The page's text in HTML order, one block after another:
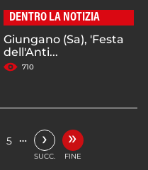
DENTRO LA NOTIZIA
Giungano (Sa), 'Festa
dell'Anti...
710
5 … ›
SUCC.
»
FINE